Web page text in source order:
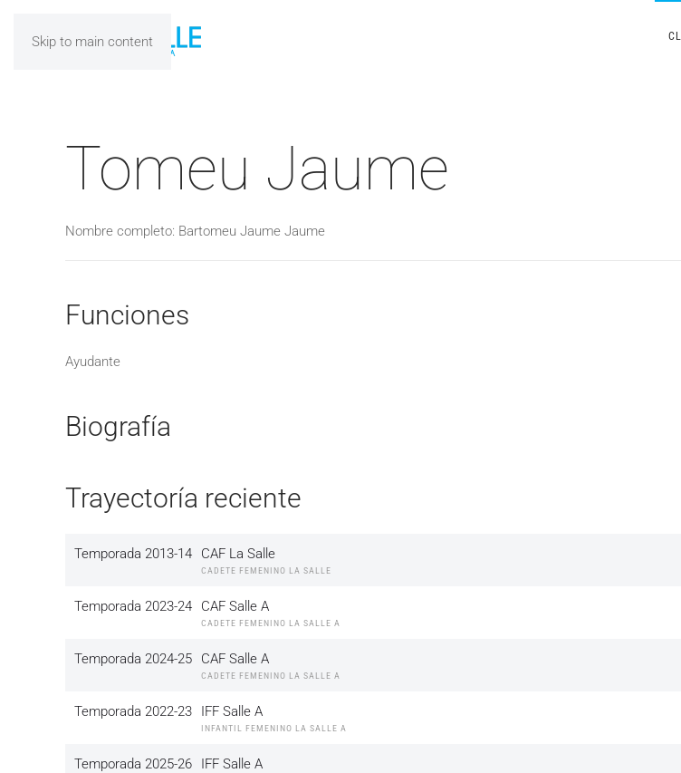
Skip to main content
Tomeu Jaume
Nombre completo: Bartomeu Jaume Jaume
Funciones
Ayudante
Biografía
Trayectoría reciente
Temporada 2013-14 CAF La Salle
CADETE FEMENINO LA SALLE
Temporada 2023-24 CAF Salle A
CADETE FEMENINO LA SALLE A
Temporada 2024-25 CAF Salle A
CADETE FEMENINO LA SALLE A
Temporada 2022-23 IFF Salle A
INFANTIL FEMENINO LA SALLE A
Temporada 2025-26 IFF Salle A